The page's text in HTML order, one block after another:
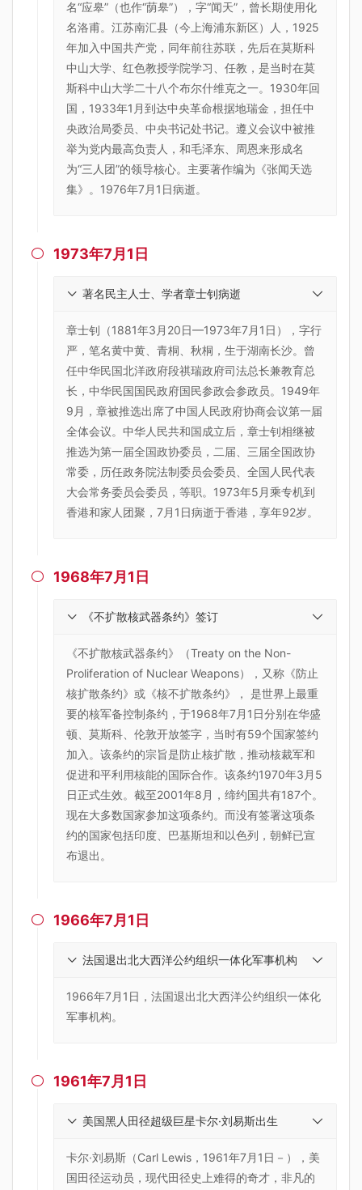
名“应皋”（也作“荫皋”），字“闻天”，曾长期使用化
名洛甫。江苏南汇县（今上海浦东新区）人，1925
年加入中国共产党，同年前往苏联，先后在莫斯科
中山大学、红色教授学院学习、任教，是当时在莫
斯科中山大学二十八个布尔什维克之一。1930年回
国，1933年1月到达中央革命根据地瑞金，担任中
央政治局委员、中央书记处书记。遵义会议中被推
举为党内最高负责人，和毛泽东、周恩来形成名
为“三人团”的领导核心。主要著作编为《张闻天选
集》。1976年7月1日病逝。
 1973年7月1日
著名民主人士、学者章士钊病逝
章士钊（1881年3月20日—1973年7月1日），字行
严，笔名黄中黄、青桐、秋桐，生于湖南长沙。曾
任中华民国北洋政府段祺瑞政府司法总长兼教育总
长，中华民国国民政府国民参政会参政员。1949年
9月，章被推选出席了中国人民政府协商会议第一届
全体会议。中华人民共和国成立后，章士钊相继被
推选为第一届全国政协委员，二届、三届全国政协
常委，历任政务院法制委员会委员、全国人民代表
大会常务委员会委员，等职。1973年5月乘专机到
香港和家人团聚，7月1日病逝于香港，享年92岁。
 1968年7月1日
《不扩散核武器条约》签订
《不扩散核武器条约》（Treaty on the Non-
Proliferation of Nuclear Weapons），又称《防止
核扩散条约》或《核不扩散条约》， 是世界上最重
要的核军备控制条约，于1968年7月1日分别在华盛
顿、莫斯科、伦敦开放签字，当时有59个国家签约
加入。该条约的宗旨是防止核扩散，推动核裁军和
促进和平利用核能的国际合作。该条约1970年3月5
日正式生效。截至2001年8月，缔约国共有187个。
现在大多数国家参加这项条约。而没有签署这项条
约的国家包括印度、巴基斯坦和以色列，朝鲜已宣
布退出。
 1966年7月1日
法国退出北大西洋公约组织一体化军事机构
1966年7月1日，法国退出北大西洋公约组织一体化
军事机构。
 1961年7月1日
美国黑人田径超级巨星卡尔·刘易斯出生
卡尔·刘易斯（Carl Lewis，1961年7月1日－），美
国田径运动员，现代田径史上难得的奇才，非凡的